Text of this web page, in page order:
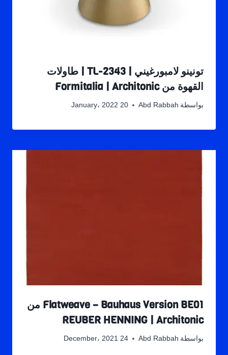
تونينو لامبورغيني | TL-2343 | طاولات
القهوة من Formitalia | Architonic
بواسطة Abd Rabbah 20 January، 2022
Flatweave – Bauhaus Version BE01 من
REUBER HENNING | Architonic
بواسطة Abd Rabbah 24 December، 2021